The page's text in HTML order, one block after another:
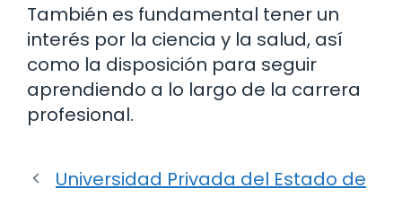
También es fundamental tener un
interés por la ciencia y la salud, así
como la disposición para seguir
aprendiendo a lo largo de la carrera
profesional.
Universidad Privada del Estado de